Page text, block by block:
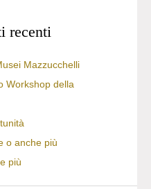
recenti
Mazzucchelli
Workshop della
o anche più
più